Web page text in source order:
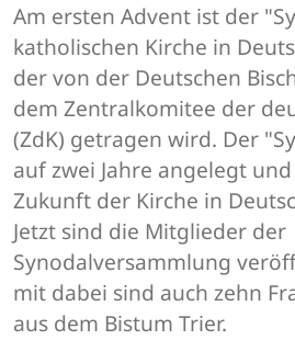
Am ersten Advent ist der
katholischen Kirche in
der von der Deutschen
dem Zentralkomitee der
(ZdK) getragen wird. Der
auf zwei Jahre angelegt
Zukunft der Kirche in
Jetzt sind die Mitglieder der
Synodalversammlung
mit dabei sind auch zehn
aus dem Bistum Trier.